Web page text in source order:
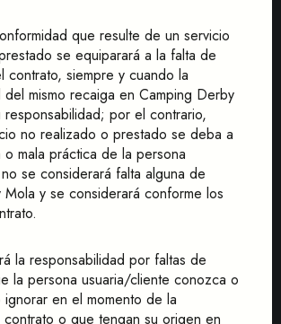
que resulte de un servicio
se equiparará a la falta de
contrato, siempre y cuando la
mismo recaiga en Camping Derby
por el contrario,
no realizado o prestado se deba a
mala práctica de la persona
se considerará falta alguna de
y se considerará conforme los
la responsabilidad por faltas de
la persona usuaria/cliente conozca o
en el momento de la
o que tengan su origen en